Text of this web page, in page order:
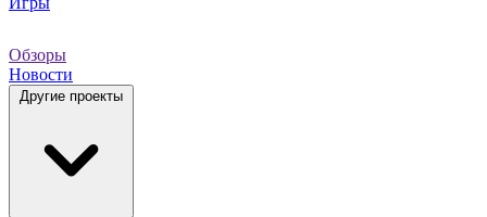
Обзоры
Новости
Другие проекты